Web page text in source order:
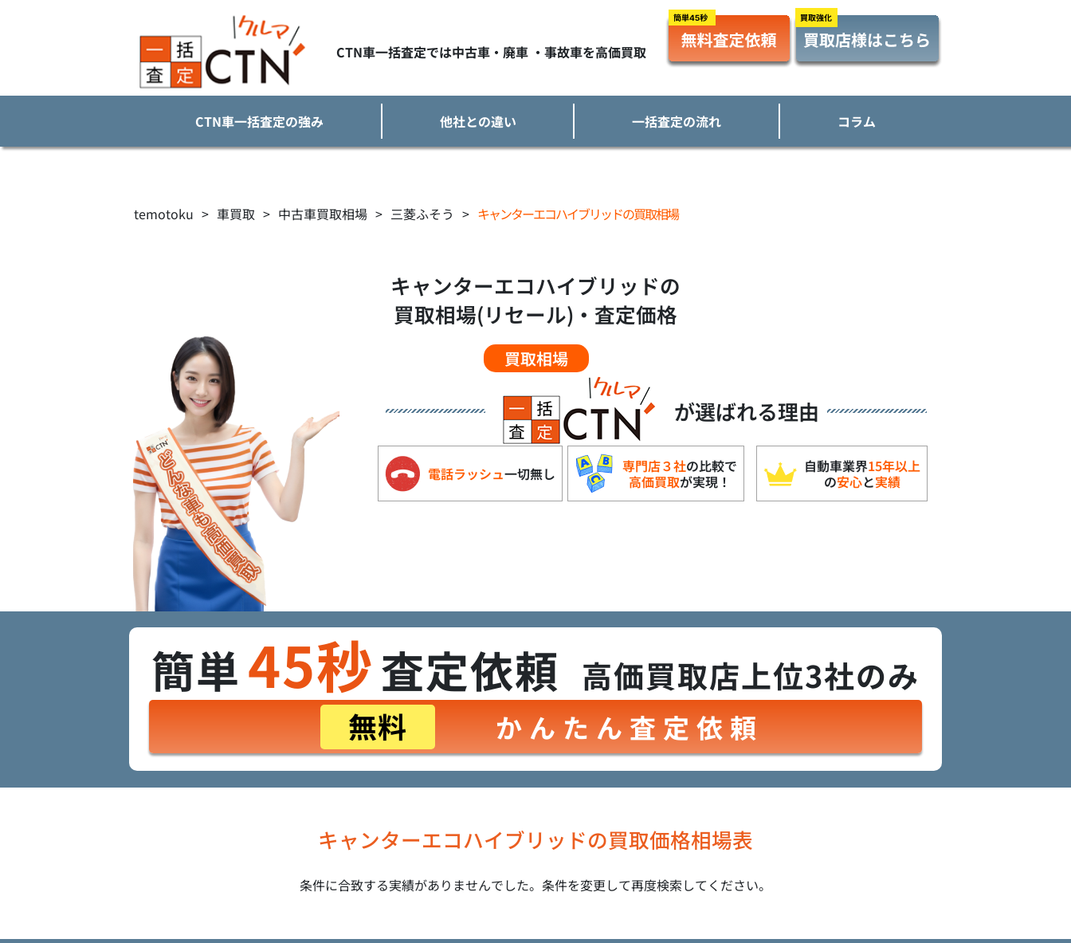
CTN車一括査定では中古車・廃車 ・事故車を高価買取
CTN車一括査定の強み 他社との違い 一括査定の流れ コラム
temotoku > 車買取 > 中古車買取相場 > 三菱ふそう > キャンターエコハイブリッドの買取相場
キャンターエコハイブリッドの
買取相場(リセール)・査定価格
買取相場
が選ばれる理由
電話ラッシュ一切無し 専門店３社の比較で
高価買取が実現！
自動車業界15年以上
の安心と実績
簡単45秒査定依頼 高価買取店上位3社のみ
無料 かんたん査定依頼
キャンターエコハイブリッドの買取価格相場表
条件に合致する実績がありませんでした。条件を変更して再度検索してください。